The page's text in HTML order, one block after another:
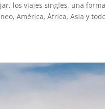
los viajes singles, una
América, África, Asia y